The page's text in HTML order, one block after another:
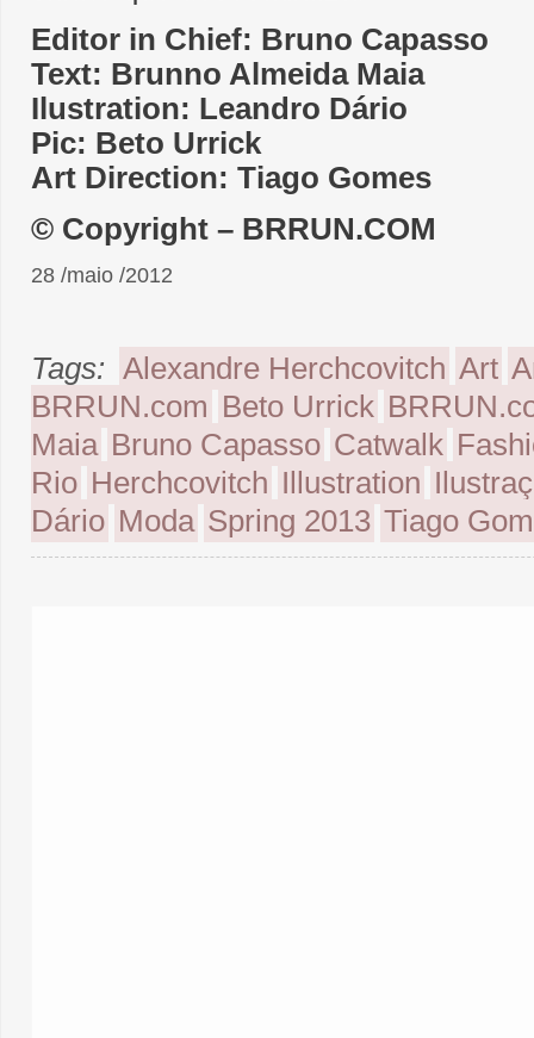
Editor in Chief: Bruno Capasso
Text: Brunno Almeida Maia
Ilustration: Leandro Dário
Pic: Beto Urrick
Art Direction: Tiago Gomes
© Copyright – BRRUN.COM
28 /maio /2012
Tags: Alexandre Herchcovitch Art
BRRUN.com Beto Urrick
Maia Bruno Capasso Catwalk
Rio Herchcovitch Illustration
Dário Moda Spring 2013 Tiago